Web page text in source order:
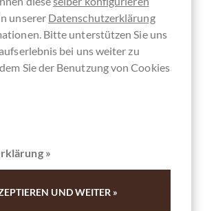
al Cappuccino weiße
Haselnusstrüffel
dem Piemont 1 Stück
1,00 €*
unserer Datenschutzerklärung
Bitte unterstützen Sie uns
bei uns weiter zu
Sie der Benutzung von Cookies
»
UND WEITER »